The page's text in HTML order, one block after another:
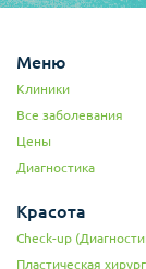
Меню
Клиники
Все заболевания
Цены
Диагностика
Красота
Check-up
Пластическая